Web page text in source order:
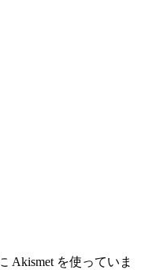
Akismet を使っていま